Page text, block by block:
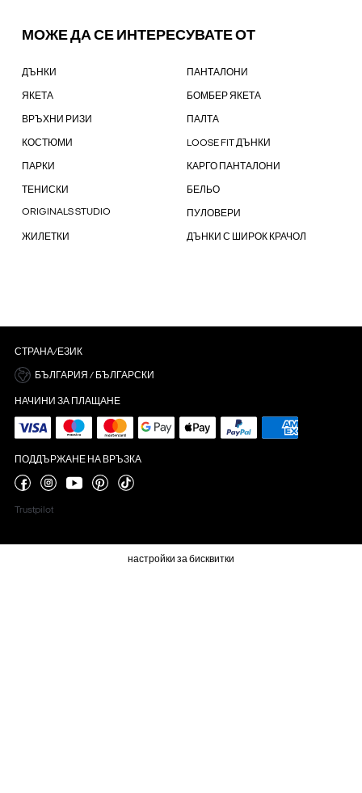
МОЖЕ ДА СЕ ИНТЕРЕСУВАТЕ ОТ
ДЪНКИ ПАНТАЛОНИ
ЯКЕТА БОМБЕР ЯКЕТА
ВРЪХНИ РИЗИ ПАЛТА
КОСТЮМИ LOOSE FIT ДЪНКИ
ПАРКИ КАРГО ПАНТАЛОНИ
ТЕНИСКИ БЕЛЬО
ORIGINALS STUDIO ПУЛОВЕРИ
ЖИЛЕТКИ ДЪНКИ С ШИРОК КРАЧОЛ
СТРАНА/ЕЗИК
БЪЛГАРИЯ / БЪЛГАРСКИ
НАЧИНИ ЗА ПЛАЩАНЕ
ПОДДЪРЖАНЕ НА ВРЪЗКА
Trustpilot
настройки за бисквитки